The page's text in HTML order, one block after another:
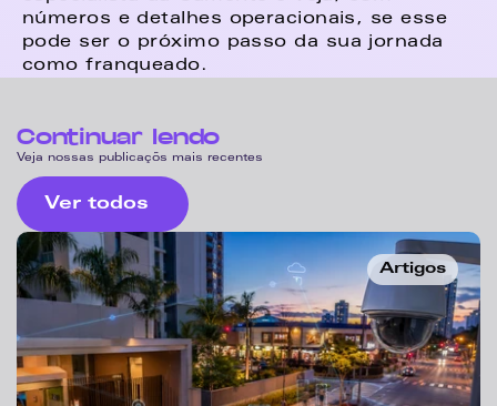
números e detalhes operacionais, se esse
pode ser o próximo passo da sua jornada
como franqueado.
Continuar lendo
Veja nossas publicaçõs mais recentes
Ver todos
Artigos